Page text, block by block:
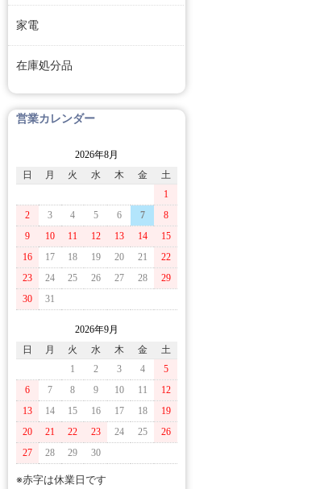
家電
在庫処分品
営業カレンダー
2026年8月
日
月 火 水 木 金
土
1
2
3 4 5 6 7
8
9
10 11 12 13 14
15
16
17 18 19 20 21
22
23
24 25 26 27 28
29
30
31
2026年9月
日
月 火 水 木 金
土
1
2 3 4
5
6
7 8 9 10 11
12
13
14 15 16 17 18
19
20
21 22 23 24 25
26
27
28 29 30
※赤字は休業日です